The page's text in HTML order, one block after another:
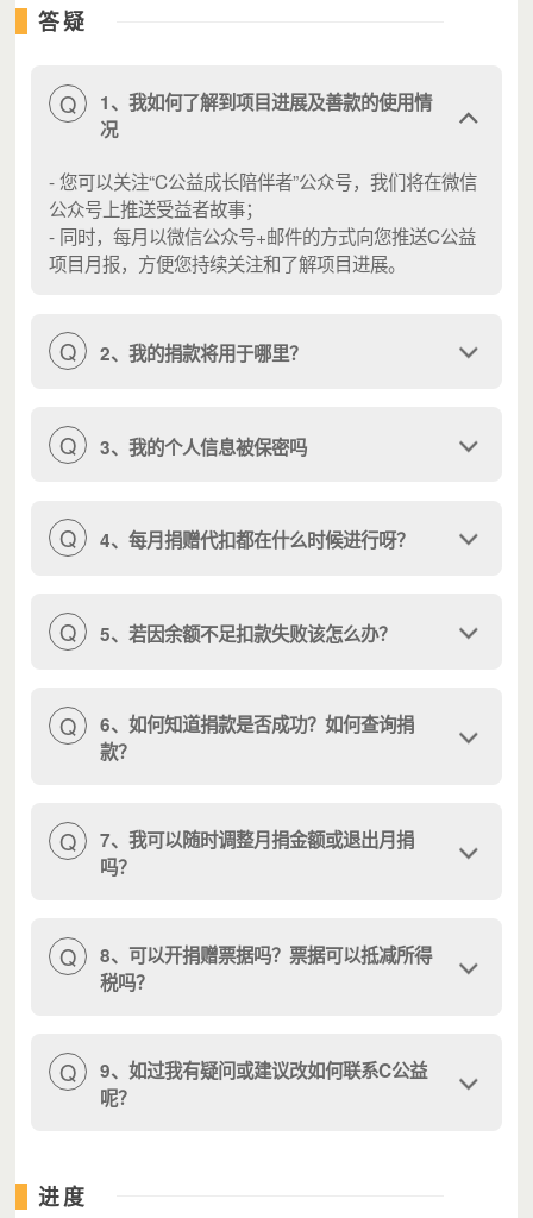
宁夏中南部偏远地区的学生）
至今 8 年时间
由每年大小 5 场公益活动，到 20 余场活动
由全员志愿者，到 5 名全职，40 余名核心志愿者
C公益一直在坚持三件事：
1、为高中生及以上的青年
提升眼界、认知和能力
2、引进优质资源，塑造青年人成长的环境
认识自己。
是大学生项目赋能环节的一名受益者，今年 5 月，他
不敢主动参与
经过一天课程，导师鼓励他尽情绽放自己，学长引导他不
分对错、勇敢表达自己，同组的伙伴认真聆听每个人的观
但当同组的伙伴按照分工各自开展任务时，唯独浩浩无法
参与，他很懊恼
中应该承担角色。突然间，浩浩明白了“能力不行”是他给
自己的枷锁
，他开始逐一询问小组成员“有没有什么需要
作。用浩浩的话说，参加 32 小时的活动后，他是个
答疑
Q
1、我如何了解到项目进展及善款的使用情
况
- 您可以关注“C公益成长陪伴者”公众号，我们将在微信
公众号上推送受益者故事；
- 同时，每月以微信公众号+邮件的方式向您推送C公益
项目月报，方便您持续关注和了解项目进展。
Q 2、我的捐款将用于哪里？
Q 3、我的个人信息被保密吗
Q 4、每月捐赠代扣都在什么时候进行呀？
Q 5、若因余额不足扣款失败该怎么办？
Q
6、如何知道捐款是否成功？如何查询捐
款？
Q
7、我可以随时调整月捐金额或退出月捐
吗？
Q
8、可以开捐赠票据吗？票据可以抵减所得
税吗？
Q
9、如过我有疑问或建议改如何联系C公益
呢？
进度